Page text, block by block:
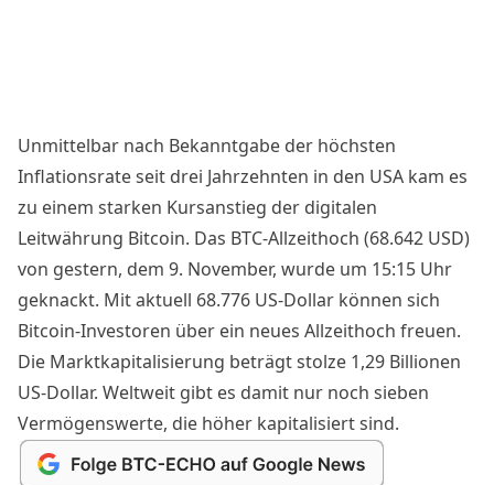
Unmittelbar nach Bekanntgabe der höchsten
Inflationsrate seit drei Jahrzehnten in den USA kam es
zu einem starken Kursanstieg der digitalen
Leitwährung Bitcoin. Das BTC-Allzeithoch (68.642 USD)
von gestern, dem 9. November, wurde um 15:15 Uhr
geknackt. Mit aktuell 68.776 US-Dollar können sich
Bitcoin-Investoren über ein neues Allzeithoch freuen.
Die Marktkapitalisierung beträgt stolze 1,29 Billionen
US-Dollar. Weltweit gibt es damit nur noch sieben
Vermögenswerte, die höher kapitalisiert sind.